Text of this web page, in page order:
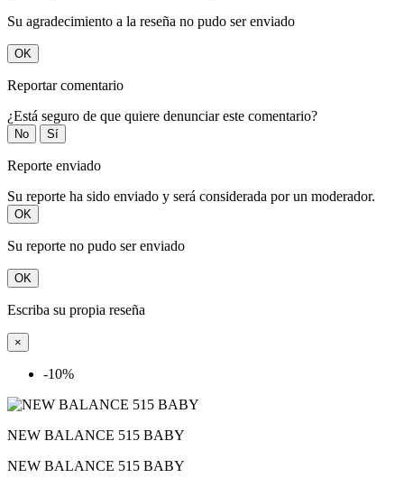
Su agradecimiento a la reseña no pudo ser enviado
OK
Reportar comentario
¿Está seguro de que quiere denunciar este comentario?
No Sí
Reporte enviado
Su reporte ha sido enviado y será considerada por un moderador.
OK
Su reporte no pudo ser enviado
OK
Escriba su propia reseña
×
-10%
NEW BALANCE 515 BABY
NEW BALANCE 515 BABY